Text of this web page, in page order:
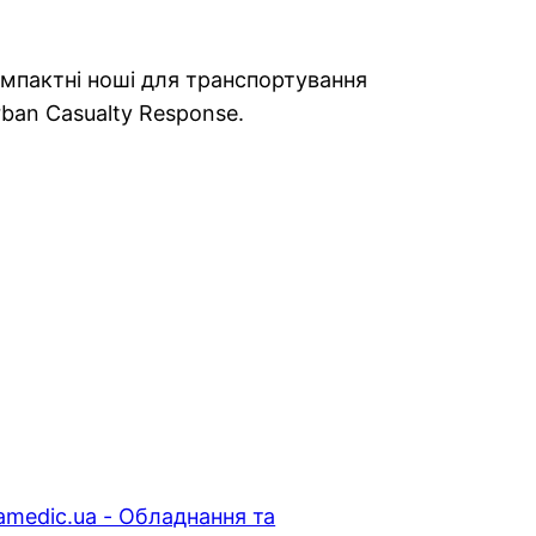
ноші для транспортування
Casualty Response.